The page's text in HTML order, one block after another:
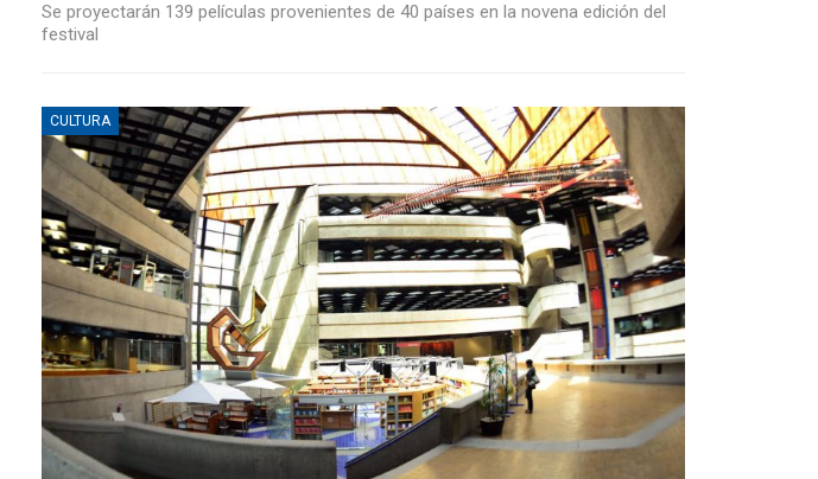
Se proyectarán 139 películas provenientes de 40 países en la novena edición del
festival
CULTURA